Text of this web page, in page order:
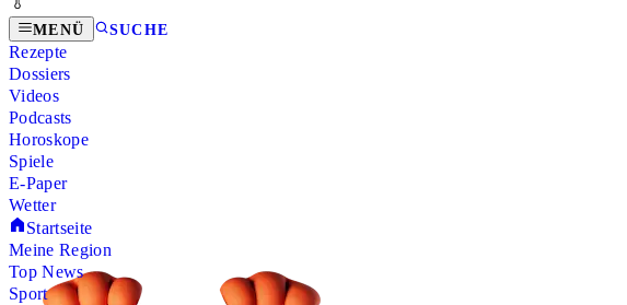
MENÜ SUCHE
Rezepte
Dossiers
Videos
Podcasts
Horoskope
Spiele
E-Paper
Wetter
Startseite
Meine Region
Top News
Sport